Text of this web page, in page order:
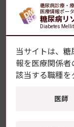
クリ
ー医
ー
【医
「栄
択肢
糖尿病診療・
医療情報ポー
糖尿病リ
Diabetes
当サイトは、糖
報を医療関係者
該当する職種を
医師